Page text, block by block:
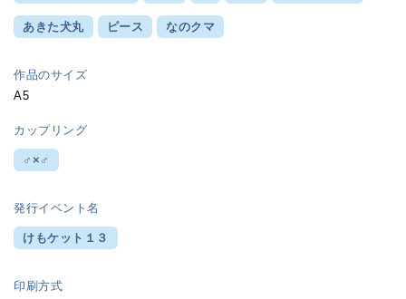
あきた犬丸 ピース なのクマ
作品のサイズ
A5
カップリング
♂×♂
発行イベント名
けもケット１３
印刷方式